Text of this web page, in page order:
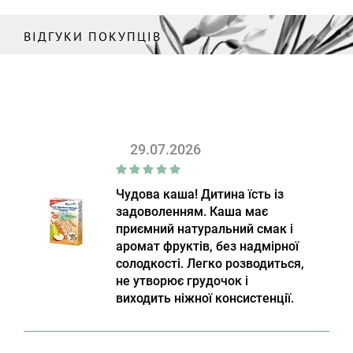
ВІДГУКИ ПОКУПЦІВ
29.07.2026
Чудова каша! Дитина їсть із
задоволенням. Каша має
приємний натуральний смак і
аромат фруктів, без надмірної
солодкості. Легко розводиться,
не утворює грудочок і
виходить ніжної консистенції.